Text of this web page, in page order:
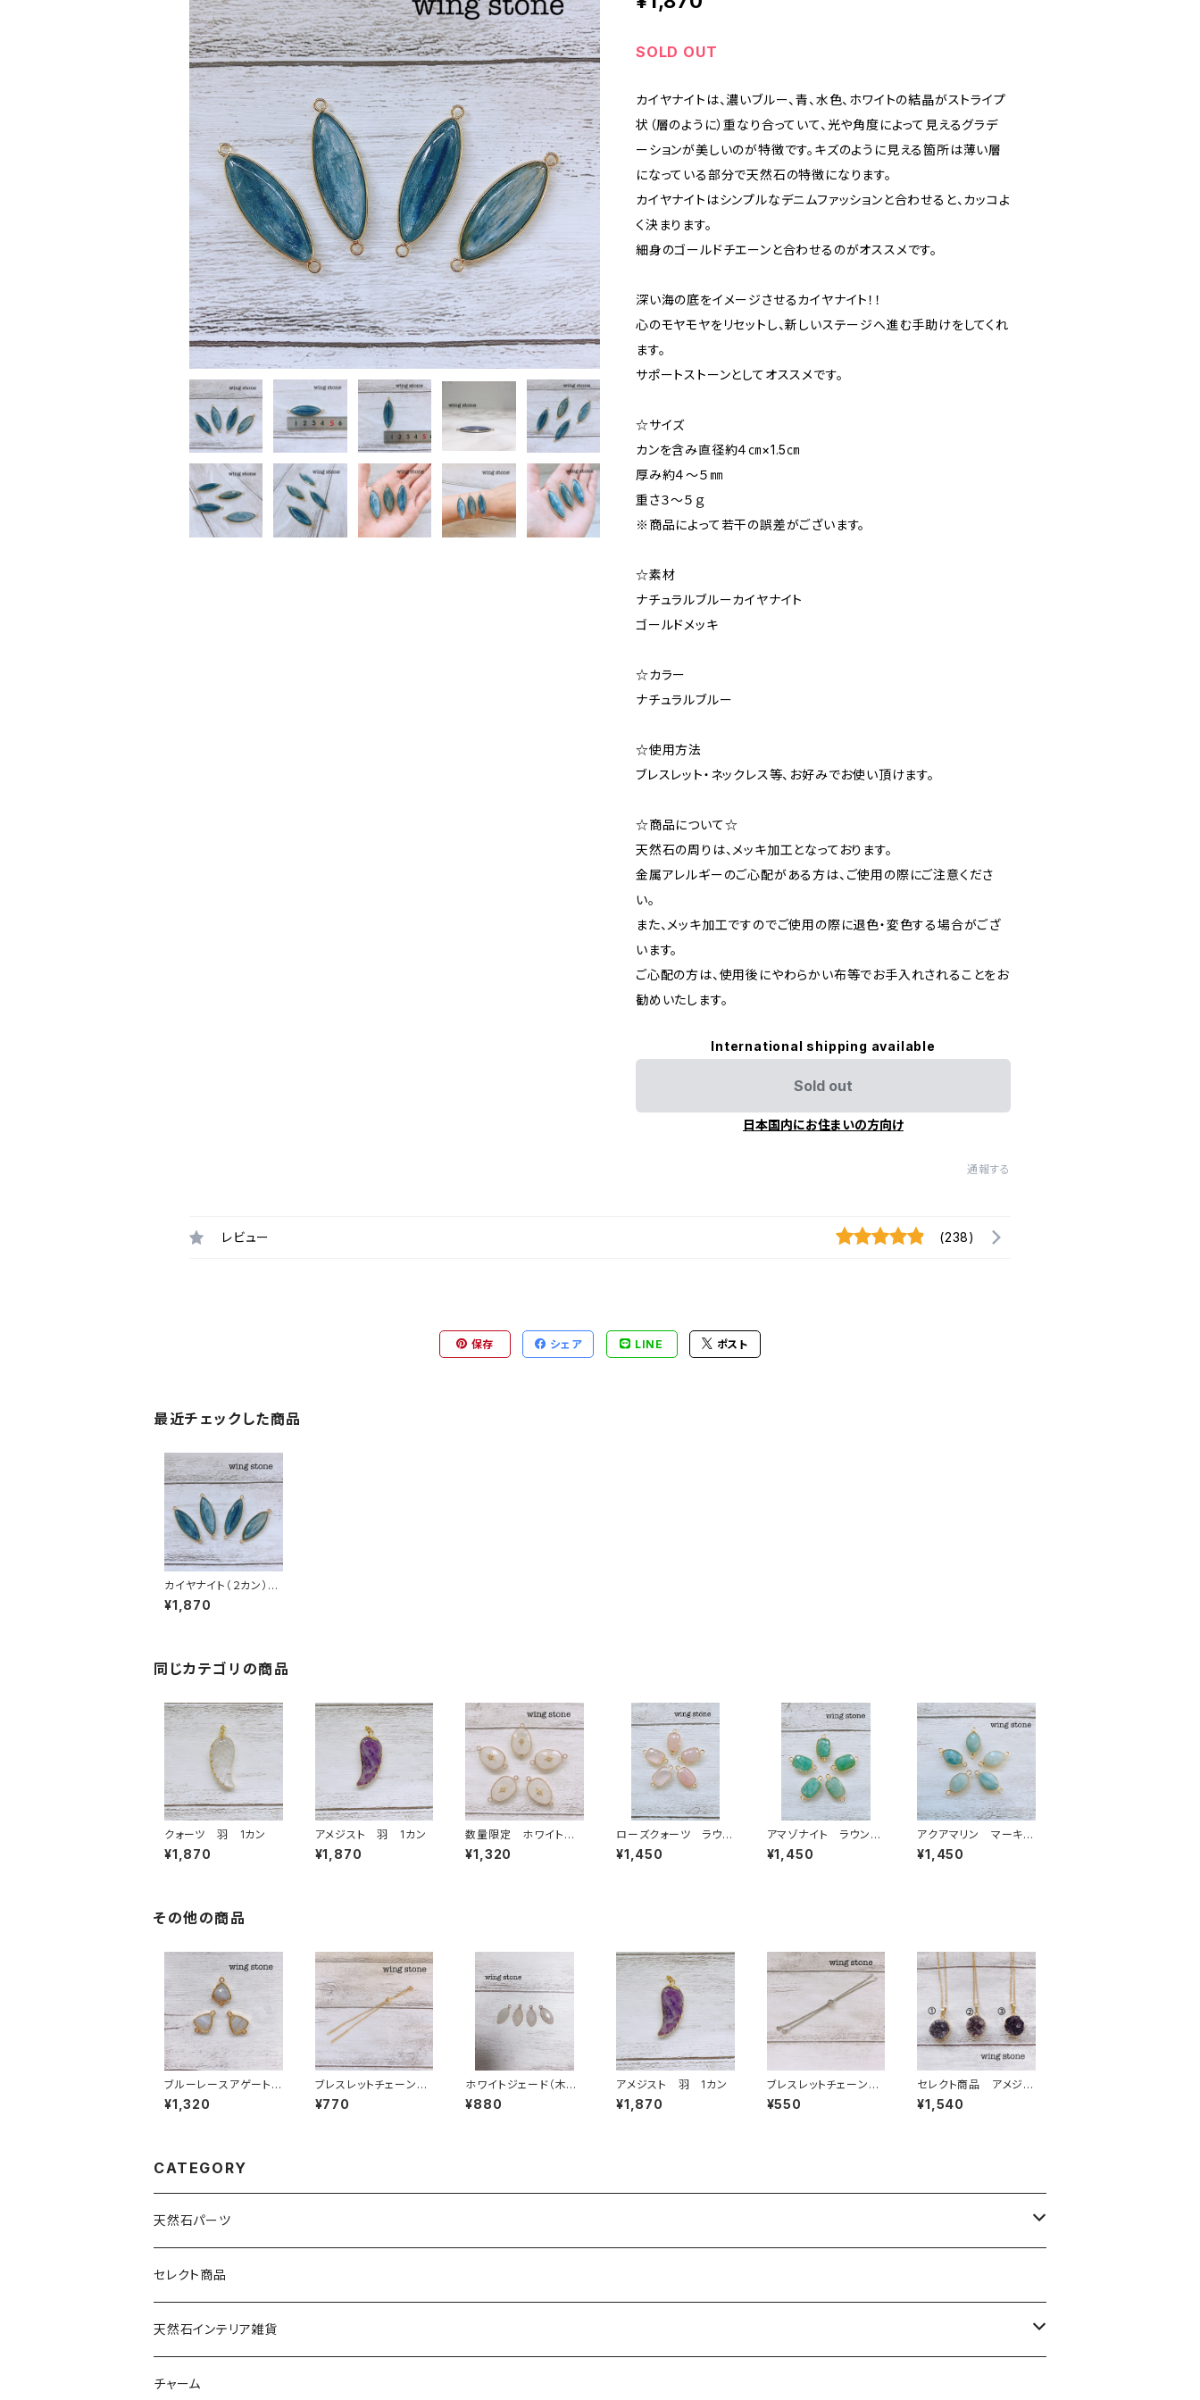
SOLD OUT
カイヤナイトは、濃いブルー、青、水色、ホワイトの結晶がストライプ
状（層のように）重なり合っていて、光や角度によって見えるグラデ
ーションが美しいのが特徴です。キズのように見える箇所は薄い層
になっている部分で天然石の特徴になります。
カイヤナイトはシンプルなデニムファッションと合わせると、カッコよ
く決まります。
細身のゴールドチエーンと合わせるのがオススメです。
深い海の底をイメージさせるカイヤナイト！！
心のモヤモヤをリセットし、新しいステージへ進む手助けをしてくれ
ます。
サポートストーンとしてオススメです。
☆サイズ
カンを含み直径約４㎝×1.5㎝
厚み約４～５㎜
重さ３～５ｇ
※商品によって若干の誤差がございます。
☆素材
ナチュラルブルーカイヤナイト
ゴールドメッキ
☆カラー
ナチュラルブルー
☆使用方法
ブレスレット・ネックレス等、お好みでお使い頂けます。
☆商品について☆
天然石の周りは、メッキ加工となっております。
金属アレルギーのご心配がある方は、ご使用の際にご注意くださ
い。
また、メッキ加工ですのでご使用の際に退色・変色する場合がござ
います。
ご心配の方は、使用後にやわらかい布等でお手入れされることをお
勧めいたします。
International shipping available
Sold out
日本国内にお住まいの方向け
通報する
レビュー (238)
保存 シェア LINE ポスト
最近チェックした商品
カイヤナイト（２カン）ゴ
ールドメッキ サーフボ
ード型
¥1,870
同じカテゴリの商品
クォーツ 羽 1カン
¥1,870
アメジスト 羽 1カン
¥1,870
数量限定 ホワイトク
オーツ ワンポイント付
き 2カン
¥1,320
ローズクォーツ ラウン
ド型 2カン
¥1,450
アマゾナイト ラウンド
型 2カン
¥1,450
アクアマリン マーキス
型 2カン
¥1,450
その他の商品
ブルーレースアゲート
（トライアングル型）２カ
ン
¥1,320
ブレスレットチェーン
ストーン付き ゴールド
¥770
ホワイトジェード（木の
葉型）１カン
¥880
アメジスト 羽 1カン
¥1,870
ブレスレットチェーン
(コネクト付き)シルバー
¥550
セレクト商品 アメジス
トクォーツ ペンダント
トップ①②③ チェーン
¥1,540
CATEGORY
天然石パーツ
天然石
ドゥルージー
ソーラークォーツ
セレクト商品
天然石インテリア雑貨
天然石スライスコースター
チャーム